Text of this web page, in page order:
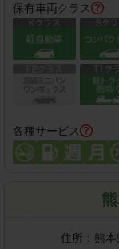
保有車両クラス
各種サービス
住所： 熊